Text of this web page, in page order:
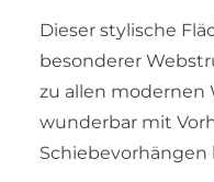
Dieser stylische
besonderer
zu allen modernen
wunderbar mit